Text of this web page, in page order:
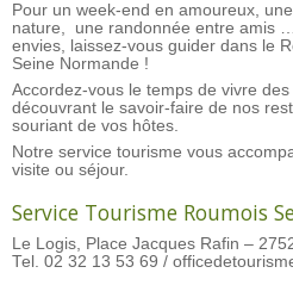
Pour un week-end en amoureux,
nature, une randonnée entre amis
envies, laissez-vous guider dans le
Seine Normande !
Accordez-vous le temps de vivre
découvrant le savoir-faire de nos
souriant de vos hôtes.
Notre service tourisme vous
visite ou séjour.
Service Tourisme Roumois
Le Logis, Place Jacques Rafin –
Tel. 02 32 13 53 69 /